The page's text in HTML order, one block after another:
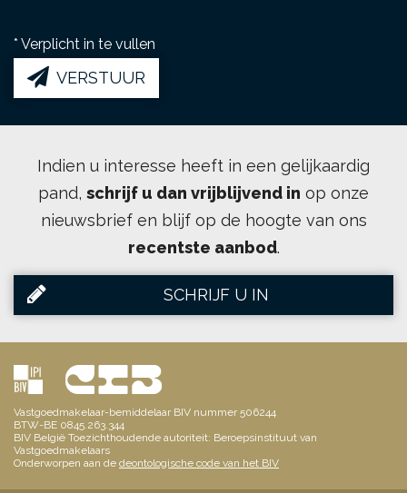
* Verplicht in te vullen
VERSTUUR
Indien u interesse heeft in een gelijkaardig
pand, schrijf u dan vrijblijvend in op onze
nieuwsbrief en blijf op de hoogte van ons
recentste aanbod.
SCHRIJF U IN
Vastgoedmakelaar-bemiddelaar BIV nummer 506244
BTW-BE 0845.263.344
BIV België Toezichthoudende autoriteit: Beroepsinstituut van
Vastgoedmakelaars
Onderworpen aan de deontologische code van het BIV